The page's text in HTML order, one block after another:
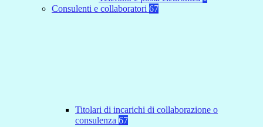
Consulenti e collaboratori 67
Titolari di incarichi di collaborazione o
consulenza 67